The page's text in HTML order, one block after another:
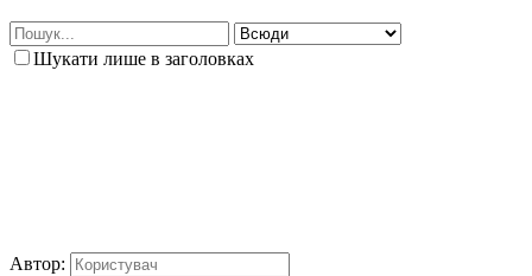
Шукати лише в заголовках
Автор: